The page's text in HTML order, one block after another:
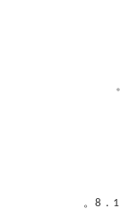
8 ． 1